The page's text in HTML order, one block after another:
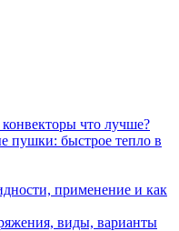
что лучше?
пушки: быстрое тепло в
применение и как
виды, варианты